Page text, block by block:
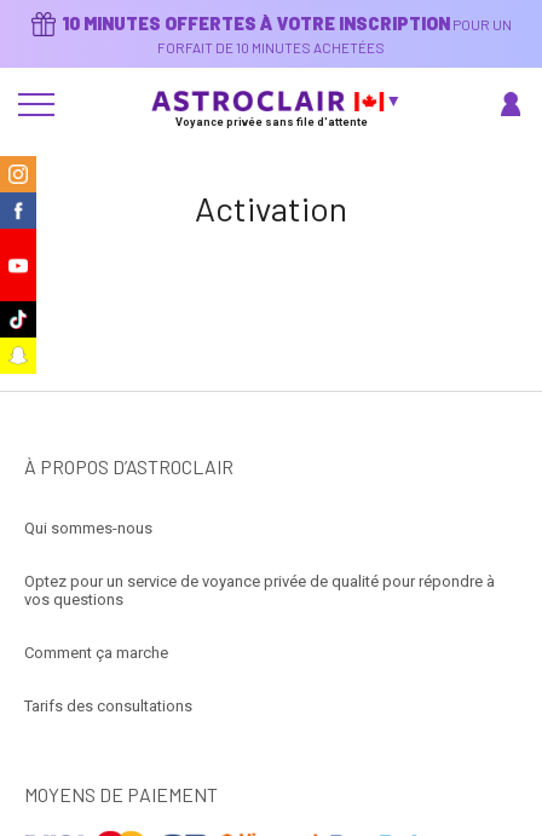
10 MINUTES OFFERTES À VOTRE INSCRIPTION POUR UN
FORFAIT DE 10 MINUTES ACHETÉES
Voyance privée sans file d'attente
Activation
À PROPOS D’ASTROCLAIR
Qui sommes-nous
Optez pour un service de voyance privée de qualité pour répondre à
vos questions
Comment ça marche
Tarifs des consultations
MOYENS DE PAIEMENT